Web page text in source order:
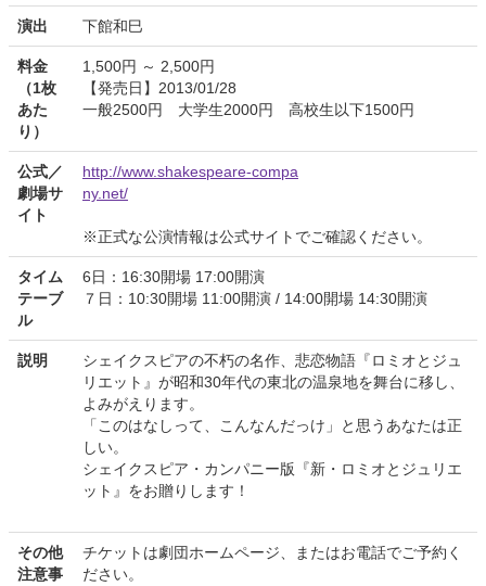
演出 下館和巳
料金
（1枚
あた
り）
1,500円 ～ 2,500円
【発売日】2013/01/28
一般2500円 大学生2000円 高校生以下1500円
公式／
劇場サ
イト
http://www.shakespeare-compa
ny.net/
※正式な公演情報は公式サイトでご確認ください。
タイム
テーブ
ル
6日：16:30開場 17:00開演
７日：10:30開場 11:00開演 / 14:00開場 14:30開演
説明
シェイクスピアの不朽の名作、悲恋物語『ロミオとジュ
リエット』が昭和30年代の東北の温泉地を舞台に移し、
よみがえります。
「このはなしって、こんなんだっけ」と思うあなたは正
しい。
シェイクスピア・カンパニー版『新・ロミオとジュリエ
ット』をお贈りします！
その他
注意事
チケットは劇団ホームページ、またはお電話でご予約く
ださい。